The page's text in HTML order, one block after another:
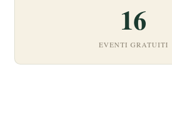
16
EVENTI GRATUITI